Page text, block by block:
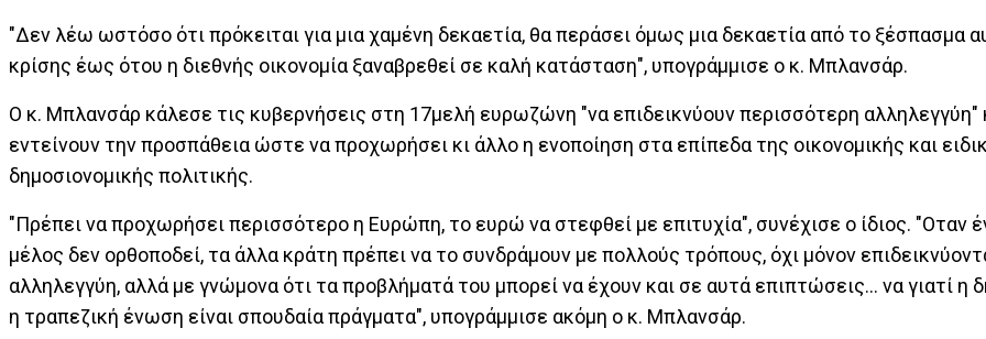
"Δεν λέω ωστόσο ότι πρόκειται για μια χαμένη δεκαετία, θα περάσει όμως μια δεκαετία από το ξέσπασμα
κρίσης έως ότου η διεθνής οικονομία ξαναβρεθεί σε καλή κατάσταση", υπογράμμισε ο κ. Μπλανσάρ.
Ο κ. Μπλανσάρ κάλεσε τις κυβερνήσεις στη 17μελή ευρωζώνη "να επιδεικνύουν περισσότερη αλληλεγγύη"
εντείνουν την προσπάθεια ώστε να προχωρήσει κι άλλο η ενοποίηση στα επίπεδα της οικονομικής και
δημοσιονομικής πολιτικής.
"Πρέπει να προχωρήσει περισσότερο η Ευρώπη, το ευρώ να στεφθεί με επιτυχία", συνέχισε ο ίδιος. "Οταν
μέλος δεν ορθοποδεί, τα άλλα κράτη πρέπει να το συνδράμουν με πολλούς τρόπους, όχι μόνον
αλληλεγγύη, αλλά με γνώμονα ότι τα προβλήματά του μπορεί να έχουν και σε αυτά επιπτώσεις... να γιατί η
η τραπεζική ένωση είναι σπουδαία πράγματα", υπογράμμισε ακόμη ο κ. Μπλανσάρ.